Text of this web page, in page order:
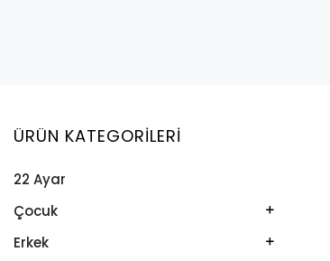
ÜRÜN KATEGORILERI
22 Ayar
Çocuk
Kelepçe
Erkek